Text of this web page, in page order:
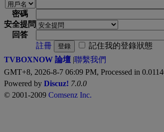
密碼
安全提問
回答
註冊
登錄
記住我的登錄狀態
TVBOXNOW 論壇 |聯繫我們
GMT+8, 2026-8-7 06:09 PM, Processed in
Powered by Discuz! 7.0.0
© 2001-2009 Comsenz Inc.